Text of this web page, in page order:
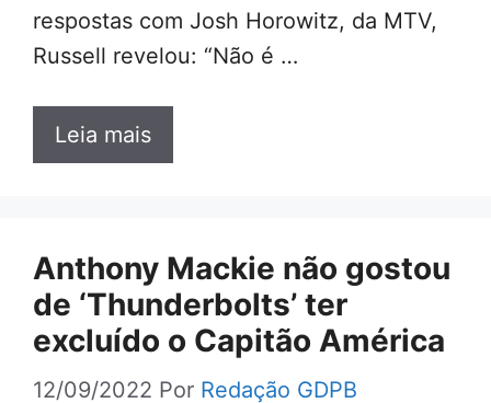
respostas com Josh Horowitz, da MTV,
Russell revelou: “Não é …
Leia mais
Anthony Mackie não gostou
de ‘Thunderbolts’ ter
excluído o Capitão América
12/09/2022 Por Redação GDPB